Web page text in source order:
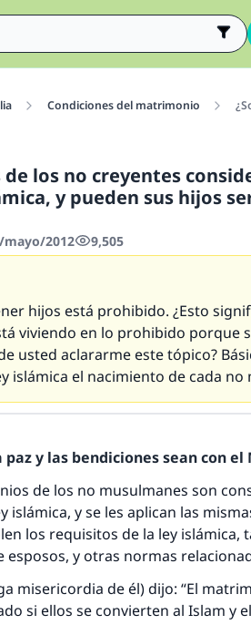
Condiciones del matrimonio
los no creyentes
y pueden sus hijos
mayo/2012 9,505
hijos está prohibido. ¿Esto
viviendo en lo prohibido porque
usted aclararme este tópico?
islámica el nacimiento de cada no
paz y las bendiciones sean con
de los no musulmanes son
islámica, y se les aplican las
los requisitos de la ley islámica,
esposos, y otras normas
misericordia de él) dijo: “El
si ellos se convierten al Islam y